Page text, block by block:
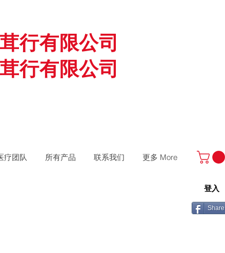
行有限公司
行有限公司
疗团队 所有产品 联系我们 更多 More
登入
Share